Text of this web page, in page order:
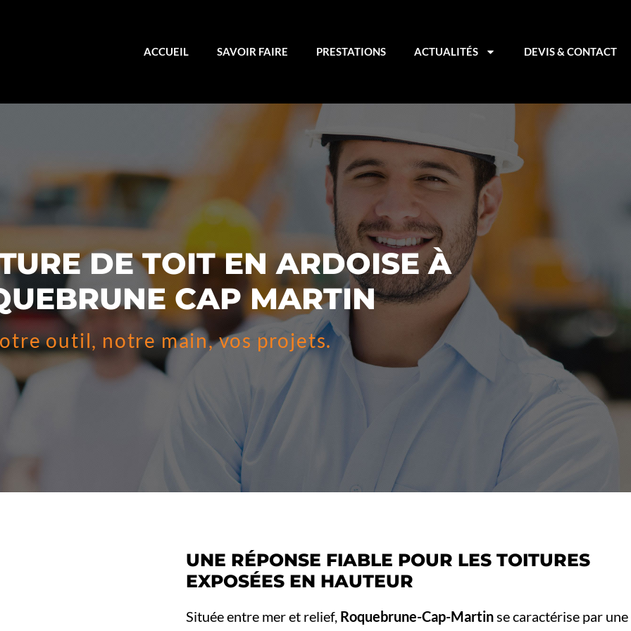
ACCUEIL SAVOIR FAIRE PRESTATIONS ACTUALITÉS DEVIS & CONTACT
DE TOIT EN ARDOISE À
CAP MARTIN
outil, notre main, vos projets.
UNE RÉPONSE FIABLE POUR LES TOITURES
EXPOSÉES EN HAUTEUR
Située entre mer et relief, Roquebrune-Cap-Martin se caractérise par une